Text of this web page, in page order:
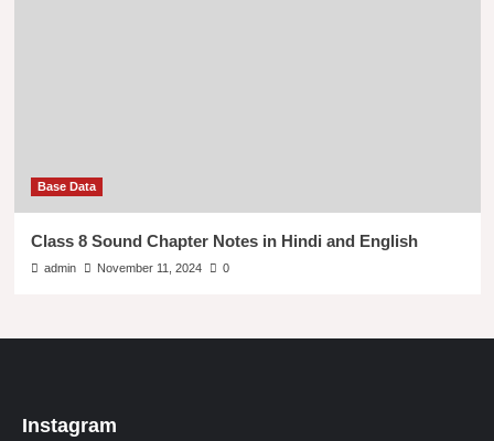
Base Data
Class 8 Sound Chapter Notes in Hindi and English
admin November 11, 2024 0
Instagram